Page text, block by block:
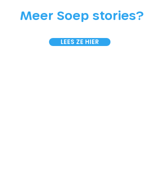
Meer Soep stories?
LEES ZE HIER